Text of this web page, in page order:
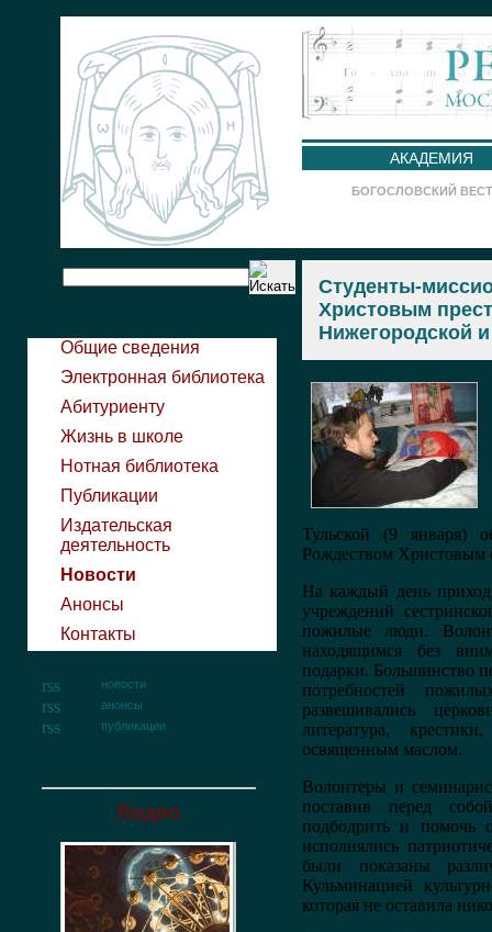
АКАДЕМИЯ
БОГОСЛОВСКИЙ
Общие сведения
Электронная библиотека
Абитуриенту
Жизнь в школе
Нотная библиотека
Публикации
Издательская
деятельность
Новости
Анонсы
Контакты
новости
анонсы
публикации
Видео
Студенты-
Христовым
Нижегородской
Тульской (9 января)
Рождеством Христовым
На каждый день
учреждений
пожилые люди.
находящимся без
подарки. Большинство
потребностей
развешивались
литература,
освященным маслом.
Волонтеры и
поставив перед
подбодрить и помочь
исполнялись
были показаны
Кульминацией
которая не оставила